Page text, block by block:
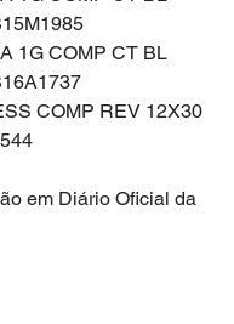
1G COMP CT BL
COMP REV 12X30
em Diário Oficial da